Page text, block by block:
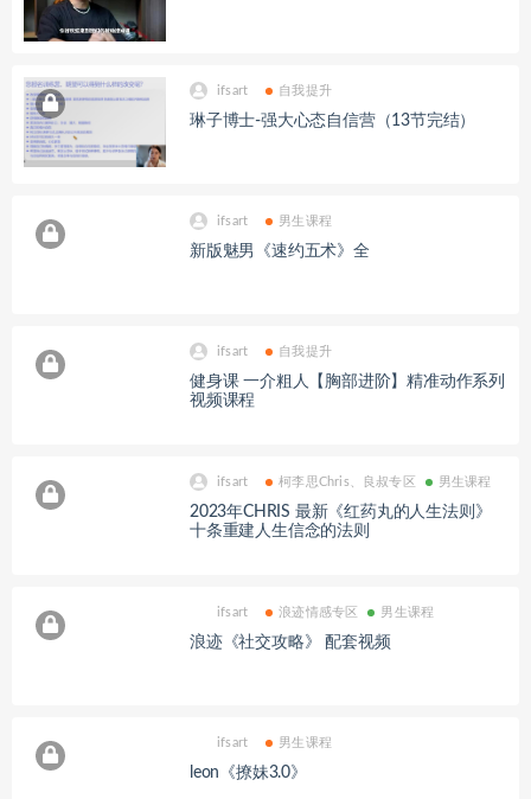
ifsart 自我提升
琳子博士-强大心态自信营（13节完结）
ifsart 男生课程
新版魅男《速约五术》全
ifsart 自我提升
健身课 一介粗人【胸部进阶】精准动作系列
视频课程
ifsart 柯李思Chris、良叔专区 男生课程
2023年CHRIS 最新《红药丸的人生法则》
十条重建人生信念的法则
ifsart 浪迹情感专区 男生课程
浪迹《社交攻略》 配套视频
ifsart 男生课程
leon《撩妹3.0》